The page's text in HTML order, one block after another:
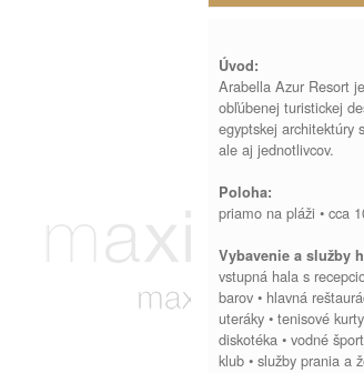
Úvod:
Arabella Azur Resort
obľúbenej turistickej
egyptskej architektúry
ale aj jednotlivcov.
Poloha:
priamo na pláži • cca
Vybavenie a služby
vstupná hala s
barov • hlavná
uteráky • tenisové
diskotéka • vodné
klub • služby prania a